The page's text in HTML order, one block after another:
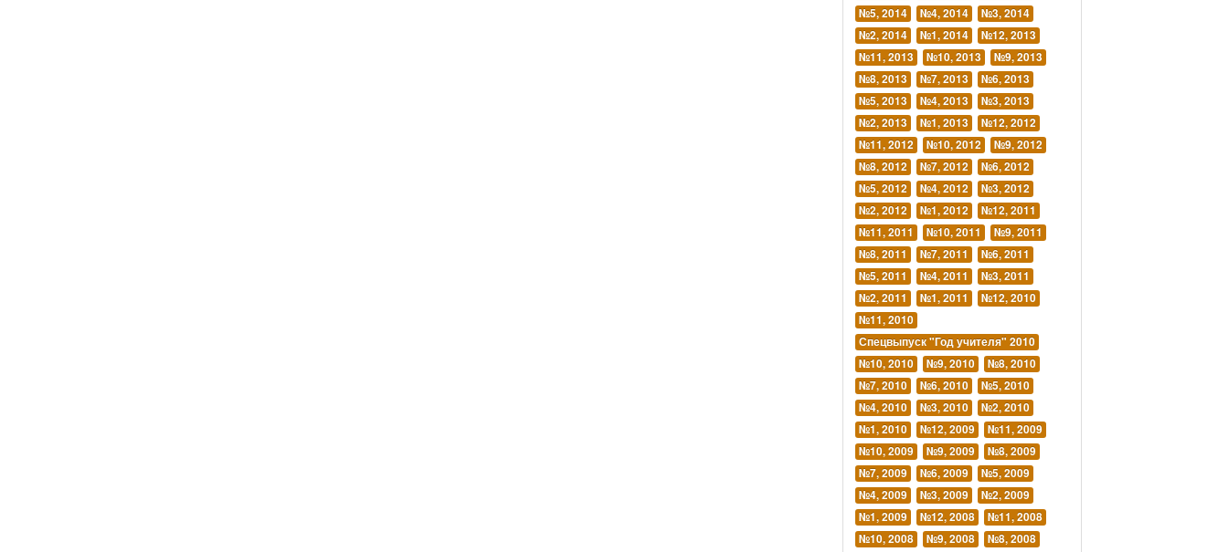
№5, 2014
№4, 2014
№3, 2014
№2, 2014
№1, 2014
№12, 2013
№11, 2013
№10, 2013
№9, 2013
№8, 2013
№7, 2013
№6, 2013
№5, 2013
№4, 2013
№3, 2013
№2, 2013
№1, 2013
№12, 2012
№11, 2012
№10, 2012
№9, 2012
№8, 2012
№7, 2012
№6, 2012
№5, 2012
№4, 2012
№3, 2012
№2, 2012
№1, 2012
№12, 2011
№11, 2011
№10, 2011
№9, 2011
№8, 2011
№7, 2011
№6, 2011
№5, 2011
№4, 2011
№3, 2011
№2, 2011
№1, 2011
№12, 2010
№11, 2010
Спецвыпуск "Год учителя" 2010
№10, 2010
№9, 2010
№8, 2010
№7, 2010
№6, 2010
№5, 2010
№4, 2010
№3, 2010
№2, 2010
№1, 2010
№12, 2009
№11, 2009
№10, 2009
№9, 2009
№8, 2009
№7, 2009
№6, 2009
№5, 2009
№4, 2009
№3, 2009
№2, 2009
№1, 2009
№12, 2008
№11, 2008
№10, 2008
№9, 2008
№8, 2008